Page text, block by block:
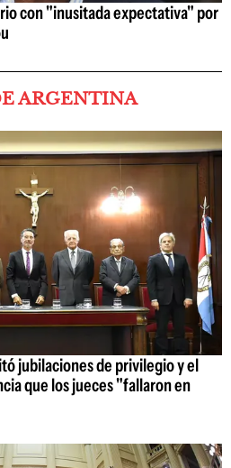
con "inusitada expectativa" por
ARGENTINA
jubilaciones de privilegio y el
que los jueces "fallaron en